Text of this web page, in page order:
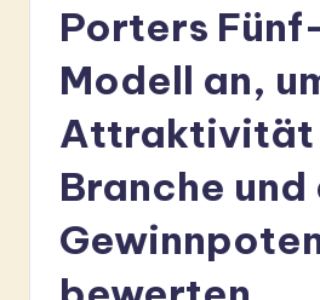
G
m
Porters
Modell an,
Attraktivität
Branche und